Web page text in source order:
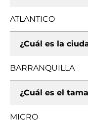
ATLANTICO
¿Cuál es la
BARRANQUILLA
¿Cuál es el
MICRO